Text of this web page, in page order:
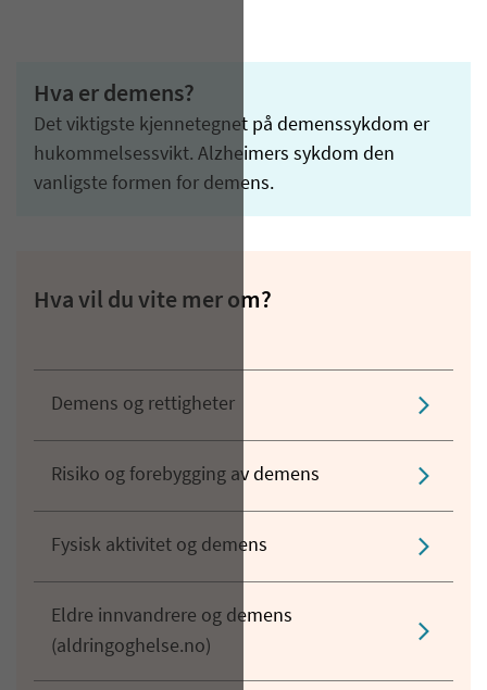
Hva er demens?
Det viktigste kjennetegnet på demenssykdom er
hukommelsessvikt. Alzheimers sykdom den
vanligste formen for demens.
Hva vil du vite mer om?
Demens og rettigheter
Risiko og forebygging av demens
Fysisk aktivitet og demens
Eldre innvandrere og demens
(aldringoghelse.no)